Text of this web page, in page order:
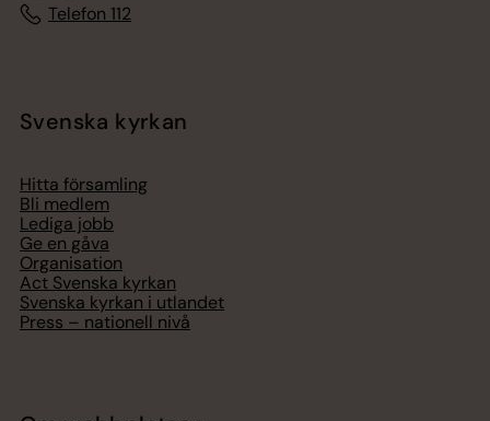
Telefon 112
Svenska kyrkan
Hitta församling
Bli medlem
Lediga jobb
Ge en gåva
Organisation
Act Svenska kyrkan
Svenska kyrkan i utlandet
Press – nationell nivå